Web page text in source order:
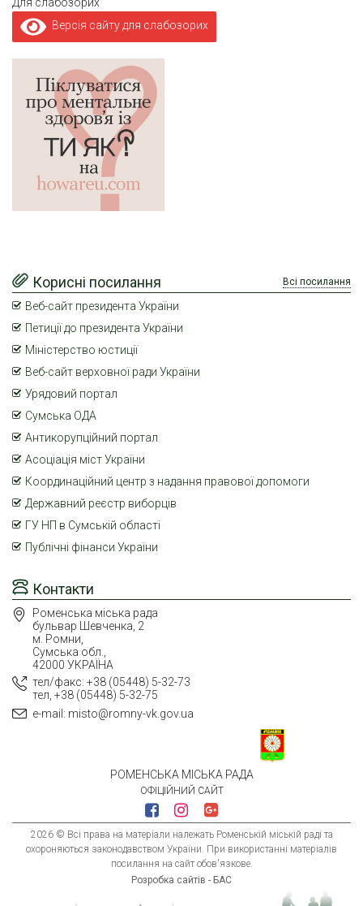
Версія сайту для слабозорих
РОМЕНСЬКА МІСЬКА РАДА
ОФІЦІЙНИЙ САЙТ
2026 © Всі права на матеріали належать Роменській міській раді та
охороняються законодавством України. При використанні матеріалів
посилання на сайт обов'язкове.
Розробка сайтів - БАС
Контакти
Роменська міська рада
бульвар Шевченка, 2
м. Ромни,
Сумська обл.,
42000 УКРАЇНА
тел/факс: +38 (05448) 5-32-73
тел, +38 (05448) 5-32-75
e-mail: misto@romny-vk.gov.ua
Корисні посилання Всі посилання
Веб-сайт президента України
Петиції до президента України
Міністерство юстиції
Веб-сайт верховної ради України
Урядовий портал
Сумська ОДА
Антикорупційний портал
Асоціація міст України
Координаційний центр з надання правової допомоги
Державний реєстр виборців
ГУ НП в Сумській області
Публічні фінанси України